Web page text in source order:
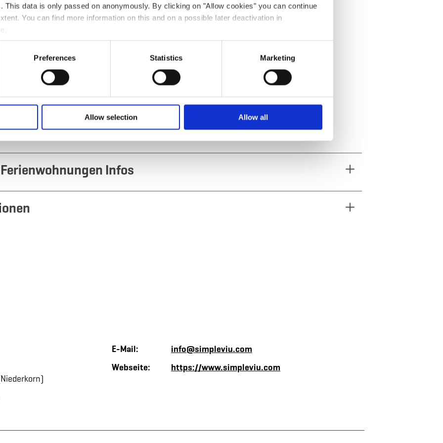
This data is only passed on anonymously. By clicking on "Allow cookies" you can continue
You can find more information on this and on a possible later deactivation in
Preferences Statistics Marketing
Allow selection Allow all
Küche in Wohneinheit Balkon / Terrasse
Geschirrspüler
Infos
E-Mail:
info@simpleviu.com
Webseite:
https://www.simpleviu.com